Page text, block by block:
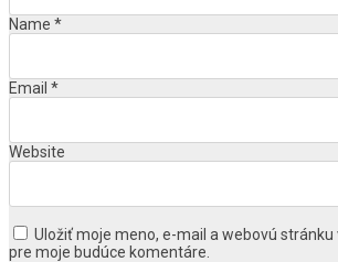
Name *
Email *
Website
Uložiť moje meno, e-mail a webovú
pre moje budúce komentáre.